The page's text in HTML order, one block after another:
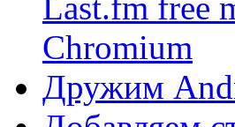
Chromium
Дружим